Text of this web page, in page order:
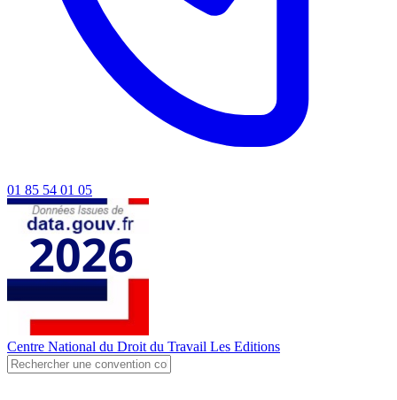
01 85 54 01 05
Centre National du Droit du Travail Les Editions